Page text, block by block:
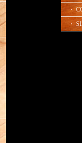
・
・